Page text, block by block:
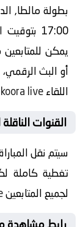
بطولة مالطا,
17:00
يمكن للمتابعين
أو البث
اللقاءkoora live
القنوات
سيتم نقل
تغطية كاملة
لجميع المتابعين